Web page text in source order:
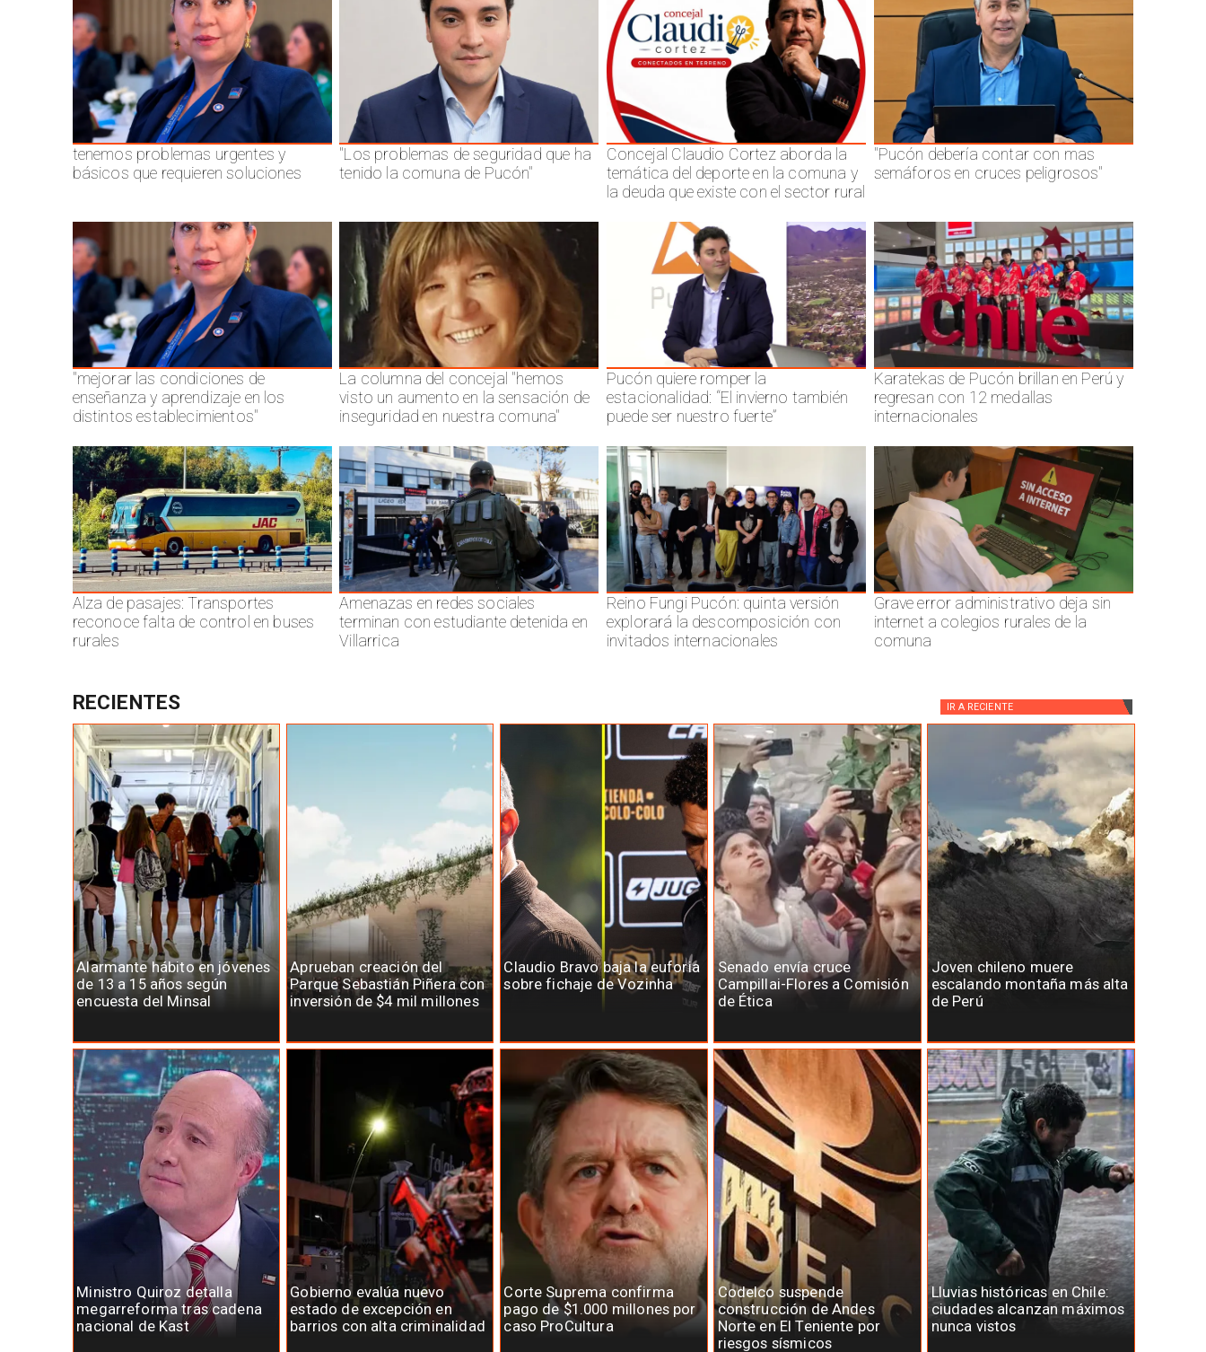
tenemos problemas urgentes y
básicos que requieren soluciones
"Los problemas de seguridad que ha
tenido la comuna de Pucón"
Concejal Claudio Cortez aborda la
temática del deporte en la comuna y
la deuda que existe con el sector rural
"Pucón debería contar con mas
semáforos en cruces peligrosos"
"mejorar las condiciones de
enseñanza y aprendizaje en los
distintos establecimientos"
La columna del concejal "hemos
visto un aumento en la sensación de
inseguridad en nuestra comuna"
Pucón quiere romper la
estacionalidad: “El invierno también
puede ser nuestro fuerte”
Karatekas de Pucón brillan en Perú y
regresan con 12 medallas
internacionales
Alza de pasajes: Transportes
reconoce falta de control en buses
rurales
Amenazas en redes sociales
terminan con estudiante detenida en
Villarrica
Reino Fungi Pucón: quinta versión
explorará la descomposición con
invitados internacionales
Grave error administrativo deja sin
internet a colegios rurales de la
comuna
Alarmante hábito en jóvenes
de 13 a 15 años según
encuesta del Minsal
Aprueban creación del
Parque Sebastián Piñera con
inversión de $4 mil millones
Claudio Bravo baja la euforia
sobre fichaje de Vozinha
Senado envía cruce
Campillai-Flores a Comisión
de Ética
Joven chileno muere
escalando montaña más alta
de Perú
Ministro Quiroz detalla
megarreforma tras cadena
nacional de Kast
Gobierno evalúa nuevo
estado de excepción en
barrios con alta criminalidad
Corte Suprema confirma
pago de $1.000 millones por
caso ProCultura
Codelco suspende
construcción de Andes
Norte en El Teniente por
riesgos sísmicos
Lluvias históricas en Chile:
ciudades alcanzan máximos
nunca vistos
RECIENTES IR A RECIENTE